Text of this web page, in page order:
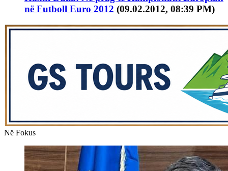
në Futboll Euro 2012 (09.02.2012, 08:39 PM)
Në Fokus